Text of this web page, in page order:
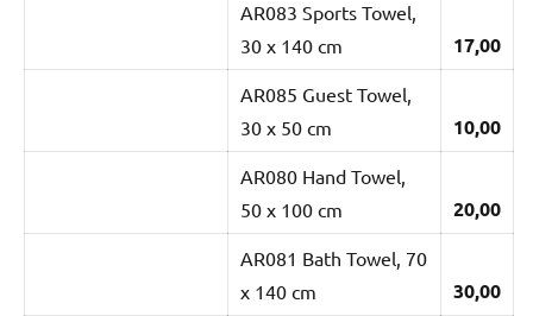
AR083 Sports Towel,
30 x 140 cm
17,00
AR085 Guest Towel,
30 x 50 cm
10,00
AR080 Hand Towel,
50 x 100 cm
20,00
AR081 Bath Towel, 70
x 140 cm
30,00